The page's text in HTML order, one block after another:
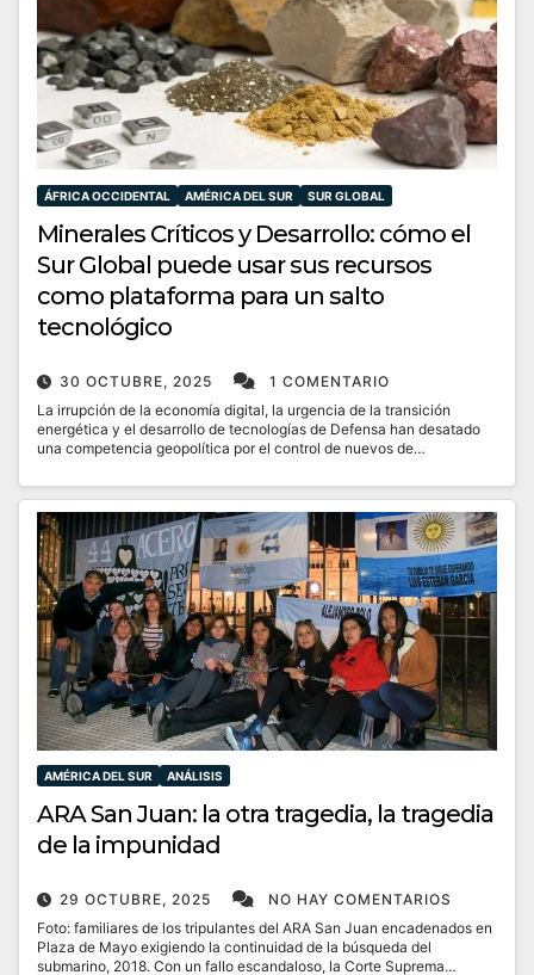
ÁFRICA OCCIDENTAL AMÉRICA DEL SUR SUR GLOBAL
Minerales Críticos y Desarrollo: cómo el
Sur Global puede usar sus recursos
como plataforma para un salto
tecnológico
30 OCTUBRE, 2025
1 COMENTARIO
La irrupción de la economía digital, la urgencia de la transición
energética y el desarrollo de tecnologías de Defensa han desatado
una competencia geopolítica por el control de nuevos de…
AMÉRICA DEL SUR ANÁLISIS
ARA San Juan: la otra tragedia, la tragedia
de la impunidad
29 OCTUBRE, 2025
NO HAY COMENTARIOS
Foto: familiares de los tripulantes del ARA San Juan encadenados en
Plaza de Mayo exigiendo la continuidad de la búsqueda del
submarino, 2018. Con un fallo escandaloso, la Corte Suprema…